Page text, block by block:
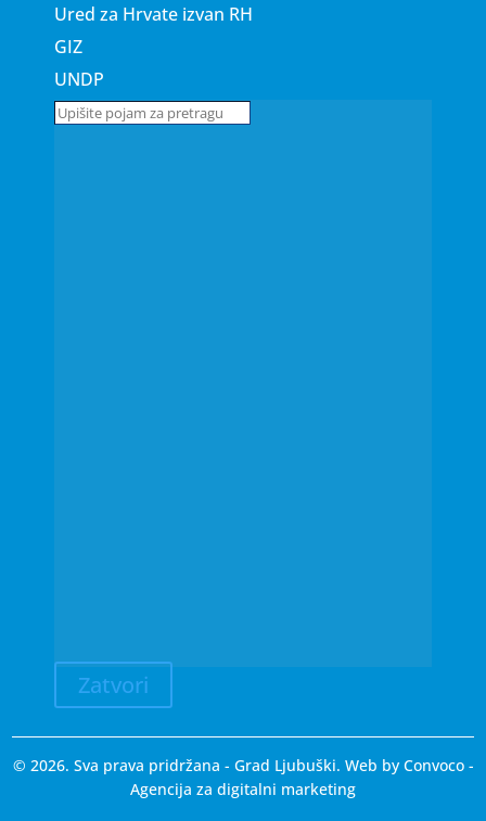
Ured za Hrvate izvan RH
GIZ
UNDP
Zatvori
© 2026. Sva prava pridržana - Grad Ljubuški. Web by Convoco-
Agencija za digitalni marketing